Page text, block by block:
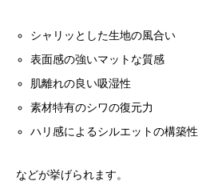
シャリッとした生地の風合い
表面感の強いマットな質感
肌離れの良い吸湿性
素材特有のシワの復元力
ハリ感によるシルエットの構築性
などが挙げられます。